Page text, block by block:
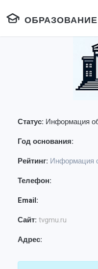
Статус: Информация
Год основания:
Рейтинг: Информация
Телефон:
Email:
Сайт: tvgmu.ru
Адрес: